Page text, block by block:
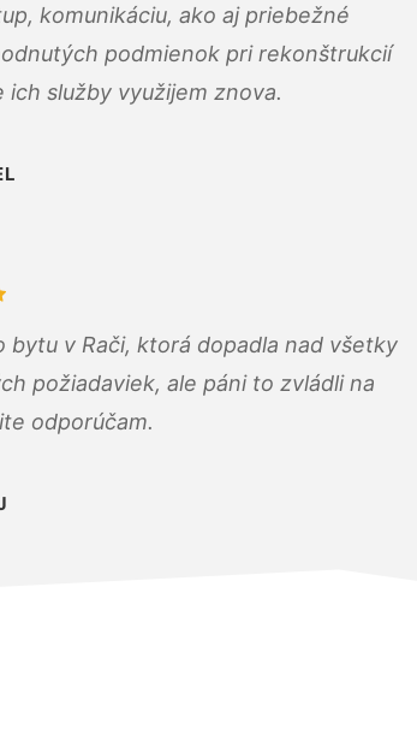
komunikáciu, ako aj priebežné
podmienok pri rekonštrukcií
služby využijem znova.
v Rači, ktorá dopadla nad všetky
požiadaviek, ale páni to zvládli na
odporúčam.